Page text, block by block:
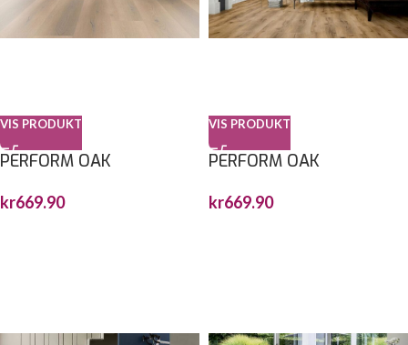
VIS PRODUKT
PERFORM OAK
1517,7X235X6MM
kr669.90
VIS PRODUKT
PERFORM OAK
1830X229X6MM
kr669.90